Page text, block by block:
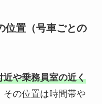
位置（号車ごとの
近や乗務員室の近く
その位置は時間帯や